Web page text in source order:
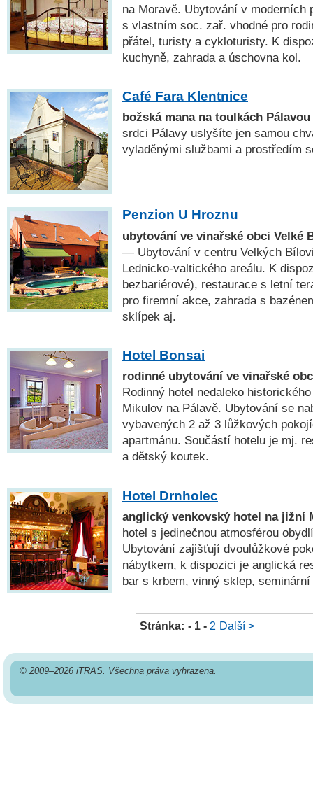
na Moravě. Ubytování v moderních
s vlastním soc. zař. vhodné pro
přátel, turisty a cykloturisty. K
kuchyně, zahrada a úschovna kol.
Café Fara Klentnice
božská mana na toulkách Pálavou
srdci Pálavy uslyšíte jen samou
vyladěnými službami a prostředím
Penzion U Hroznu
ubytování ve vinařské obci Velké
— Ubytování v centru Velkých
Lednicko-valtického areálu. K
bezbariérové), restaurace s letní
pro firemní akce, zahrada s
sklípek aj.
Hotel Bonsai
rodinné ubytování ve vinařské
Rodinný hotel nedaleko
Mikulov na Pálavě. Ubytování se
vybavených 2 až 3 lůžkových
apartmánu. Součástí hotelu je mj.
a dětský koutek.
Hotel Drnholec
anglický venkovský hotel na jižní
hotel s jedinečnou atmosférou
Ubytování zajišťují dvoulůžkové
nábytkem, k dispozici je anglická
bar s krbem, vinný sklep,
Stránka: - 1 - 2 Další >
© 2009–2026 iTRAS. Všechna práva vyhrazena.